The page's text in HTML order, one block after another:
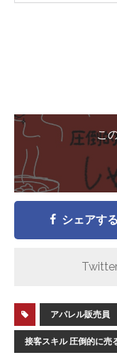
こ
シェアする
アパレル販売員
接客スキル 圧倒的に売